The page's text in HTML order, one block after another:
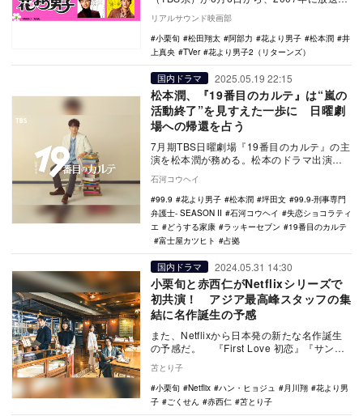
れた『花より男子2（リターンズ）』（TB…
リアルサウンド映画部
小栗旬
松田翔太 阿部力 花より男子 松本潤
井
上真央
TVer 花より男子2（リターンズ）
国内ドラマ 2025.05.19 22:15
松本潤、『19番目のカルテ』は“嵐の
活動終了”を見すえた一歩に 日曜劇
場への帰還を占う
7月期TBS日曜劇場『19番目のカルテ』の主
演を松本潤が務める。松本のドラマ出演
康』…
石河コウヘイ
99.9
花より男子 松本潤 坪田文
99.9-刑事専門
弁護士- SEASON II
石河コウヘイ
失恋ショコラティ
エ
どうする家康 ラッキーセブン
19番目のカルテ
富士屋カツヒト
占拠
国内ドラマ 2024.05.31 14:30
小栗旬と赤西仁がNetflixシリーズで
初共演！ アジア最高峰スタッフの集
結に名作誕生の予感
また、Netflixから日本発の新たな名作誕生
の予感だ。 『First Love 初恋』『サンク
苫とり子
小栗旬
Netflix ハン・ヒョジュ 月川翔
花より男
子
ごくせん 赤西仁 苫とり子